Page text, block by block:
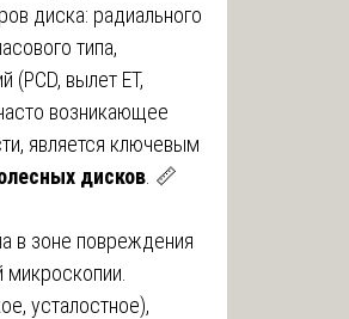
диска: радиального
типа,
(PCD, вылет ET,
возникающее
является ключевым
дисков . 📏
в зоне повреждения
усталостное),